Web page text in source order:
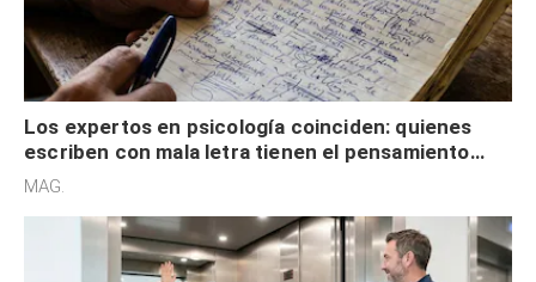
Los expertos en psicología coinciden: quienes
escriben con mala letra tienen el pensamiento
acelerado y no lo hacen por desinterés
MAG.